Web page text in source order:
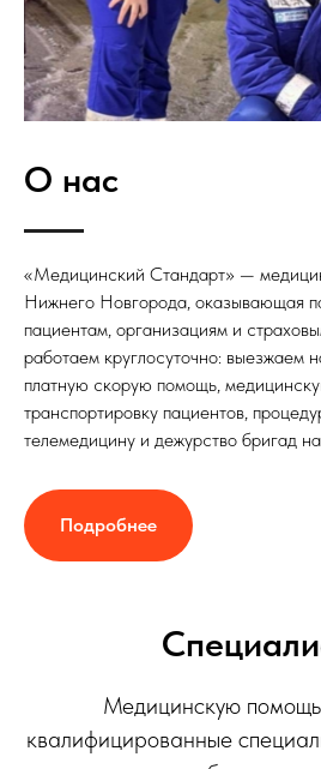
О нас
«Медицинский Стандарт» —
Нижнего Новгорода, оказывающая
пациентам, организациям и
работаем круглосуточно: выезжаем
платную скорую помощь,
транспортировку пациентов,
телемедицину и дежурство бригад
Подробнее
Медицинскую
квалифицированные